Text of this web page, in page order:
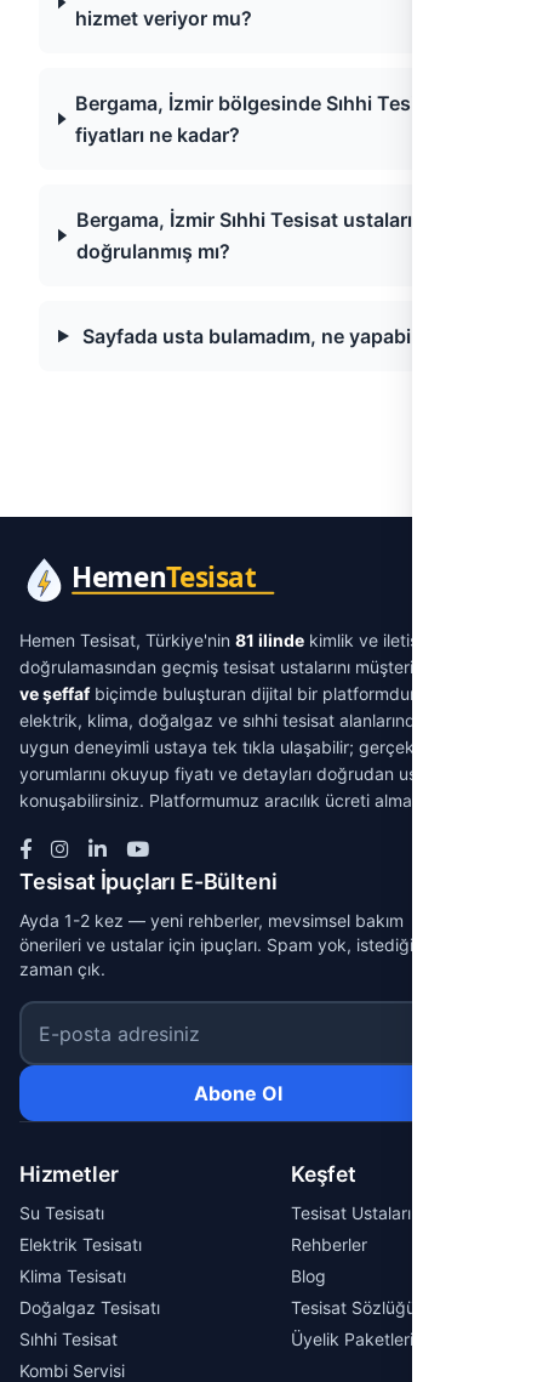
hizmet veriyor mu?
Bergama, İzmir bölgesinde Sıhhi Tesisat
fiyatları ne kadar?
Bergama, İzmir Sıhhi Tesisat ustaları
doğrulanmış mı?
Sayfada usta bulamadım, ne yapabilirim?
Hemen Tesisat, Türkiye'nin 81 ilinde kimlik ve iletişim
doğrulamasından geçmiş tesisat ustalarını müşterilerle
ve şeffafbiçimde buluşturan dijital bir platformdur. Su tesisatı,
elektrik, klima, doğalgaz ve sıhhi tesisat alanlarında ihtiyacınıza
uygun deneyimli ustaya tek tıkla ulaşabilir; gerçek müşteri
yorumlarını okuyup fiyatı ve detayları doğrudan ustayla
konuşabilirsiniz. Platformumuz aracılık ücreti almaz.
Tesisat İpuçları E-Bülteni
Ayda 1-2 kez — yeni rehberler, mevsimsel bakım
önerileri ve ustalar için ipuçları. Spam yok, istediğin
zaman çık.
E-posta adresiniz
Abone Ol
Hizmetler
Su Tesisatı
Elektrik Tesisatı
Klima Tesisatı
Doğalgaz Tesisatı
Sıhhi Tesisat
Kombi Servisi
Keşfet
Tesisat Ustaları
Rehberler
Blog
Tesisat Sözlüğü
Üyelik Paketleri